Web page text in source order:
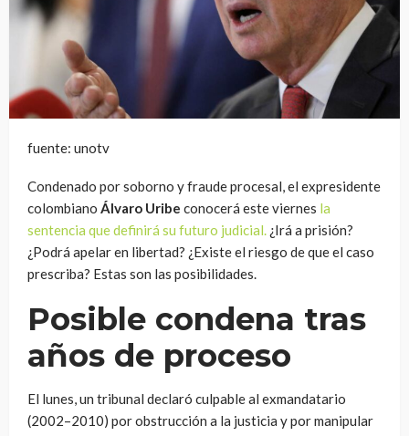
fuente: unotv
Condenado por soborno y fraude procesal, el expresidente
colombiano Álvaro Uribe conocerá este viernes la
sentencia que definirá su futuro judicial. ¿Irá a prisión?
¿Podrá apelar en libertad? ¿Existe el riesgo de que el caso
prescriba? Estas son las posibilidades.
Posible condena tras
años de proceso
El lunes, un tribunal declaró culpable al exmandatario
(2002–2010) por obstrucción a la justicia y por manipular